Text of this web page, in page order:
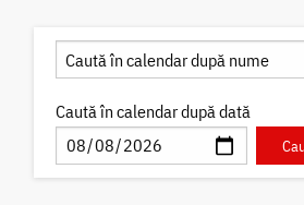
Caută în calendar după dată